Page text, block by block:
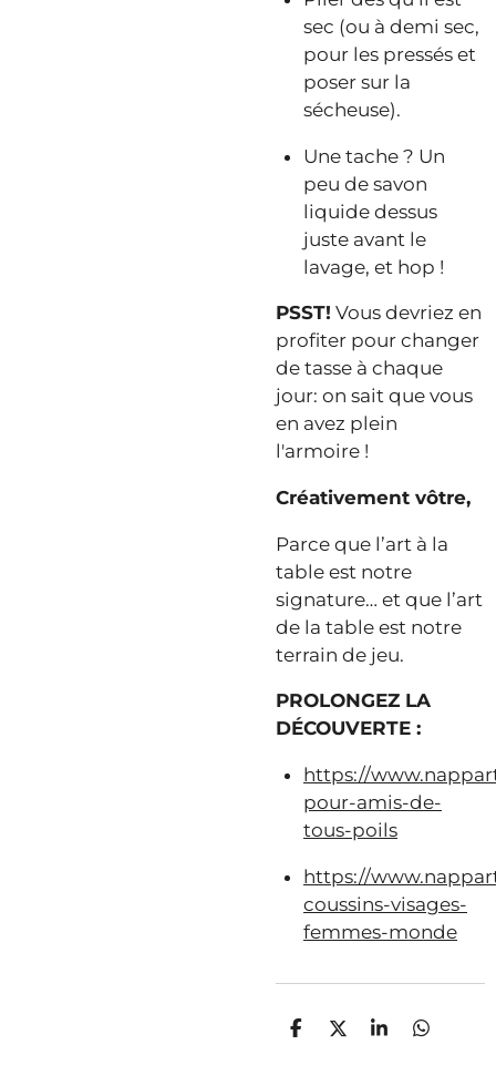
sec (ou à demi sec,
pour les pressés et
poser sur la
sécheuse).
Une tache ? Un
peu de savon
liquide dessus
juste avant le
lavage, et hop !
PSST! Vous devriez en
profiter pour changer
de tasse à chaque
jour: on sait que vous
en avez plein
l'armoire !
Créativement vôtre,
Parce que l’art à la
table est notre
signature… et que l’art
de la table est notre
terrain de jeu.
PROLONGEZ LA
DÉCOUVERTE :
https://
pour-amis-de-
tous-poils
https://
coussins-visages-
femmes-monde
P
P
P
P